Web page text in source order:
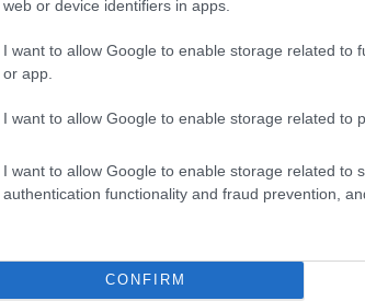
web or device identifiers in apps.
I want to allow Google to enable storage related to
or app.
I want to allow Google to enable storage related to
I want to allow Google to enable storage related to
authentication functionality and fraud prevention,
CONFIRM
sokan ma is próbálnak
kerékpárgyár